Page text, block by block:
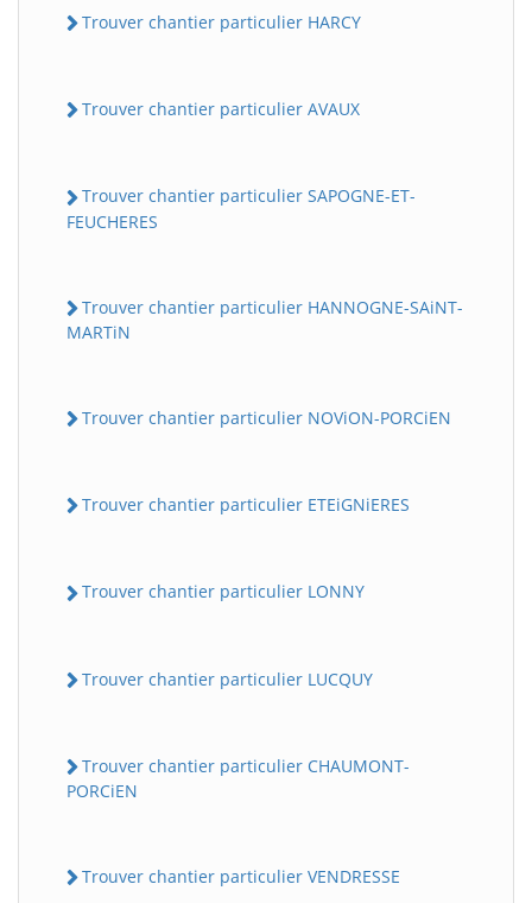
Trouver chantier particulier HARCY
Trouver chantier particulier AVAUX
Trouver chantier particulier SAPOGNE-ET-
FEUCHERES
Trouver chantier particulier HANNOGNE-SAiNT-
MARTiN
Trouver chantier particulier NOViON-PORCiEN
Trouver chantier particulier ETEiGNiERES
Trouver chantier particulier LONNY
Trouver chantier particulier LUCQUY
Trouver chantier particulier CHAUMONT-
PORCiEN
Trouver chantier particulier VENDRESSE